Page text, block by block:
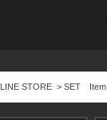
STORE > SET Item